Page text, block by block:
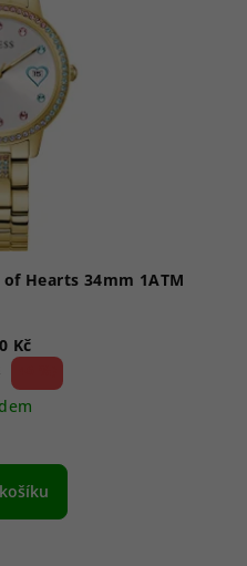
of Hearts 34mm 1ATM
Kč